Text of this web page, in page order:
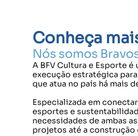
Conheça
Nós somos
A BFV Cultura e Esporte
execução estratégica
que atua no país há mais
Especializada em
esportes e
necessidades de ambas
projetos até a construção